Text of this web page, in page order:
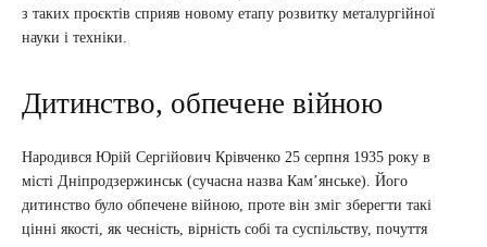
з таких проєктів сприяв новому етапу розвитку металургійної
науки і техніки.
Дитинство, обпечене війною
Народився Юрій Сергійович Крівченко 25 серпня 1935 року в
місті Дніпродзержинськ (сучасна назва Кам’янське). Його
дитинство було обпечене війною, проте він зміг зберегти такі
цінні якості, як чесність, вірність собі та суспільству, почуття